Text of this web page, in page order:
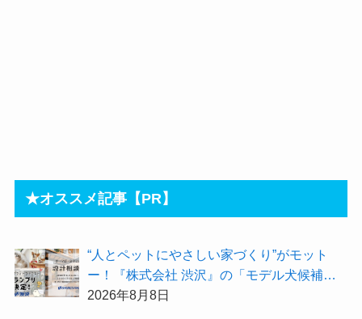
★オススメ記事【PR】
“人とペットにやさしい家づくり”がモット
ー！『株式会社 渋沢』の「モデル犬候補」
が選出されました★『テーマ別 住宅相談
2026年8月8日